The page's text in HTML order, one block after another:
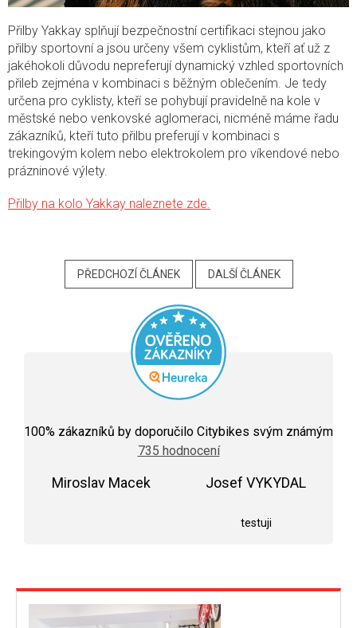
Přilby Yakkay splňují bezpečnostní certifikaci stejnou jako
přilby sportovní a jsou určeny všem cyklistům, kteří ať už z
jakéhokoli důvodu nepreferují dynamický vzhled sportovních
přileb zejména v kombinaci s běžným oblečením. Je tedy
určena pro cyklisty, kteří se pohybují pravidelně na kole v
městské nebo venkovské aglomeraci, nicméně máme řadu
zákazníků, kteří tuto přilbu preferují v kombinaci s
trekingovým kolem nebo elektrokolem pro víkendové nebo
prázninové výlety.
Přilby na kolo Yakkay naleznete zde.
PŘEDCHOZÍ ČLÁNEK DALŠÍ ČLÁNEK
hodnocení
obchodu
je
100% zákazníků by doporučilo Citybikes svým známým
735 hodnocení
Miroslav Macek Josef VYKYDAL
testuji